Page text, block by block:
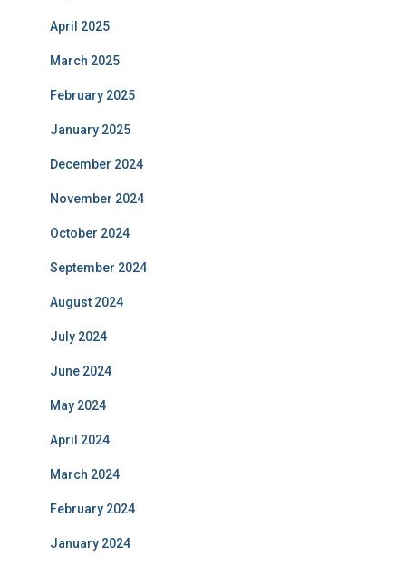
April 2025
March 2025
February 2025
January 2025
December 2024
November 2024
October 2024
September 2024
August 2024
July 2024
June 2024
May 2024
April 2024
March 2024
February 2024
January 2024